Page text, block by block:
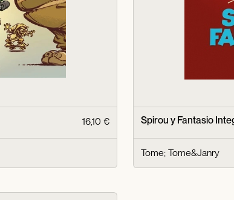
16,10 € Spirou y Fantasio
Tome;Tome&Janry